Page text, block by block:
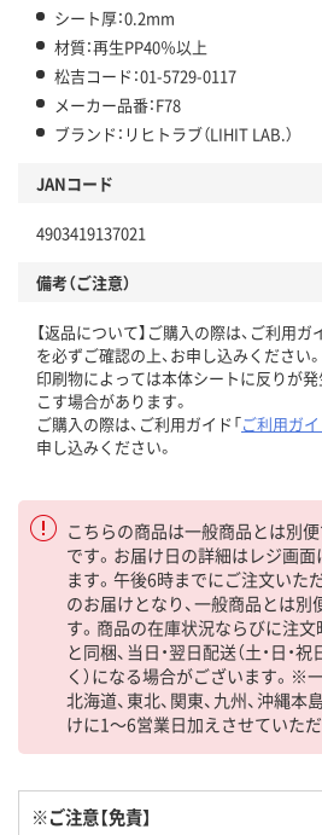
シート厚：0.2mm
材質：再生PP40％以上
松吉コード：01-5729-0117
メーカー品番：F78
ブランド：リヒトラブ（LIHIT LAB.）
JANコード
4903419137021
備考（ご注意）
【返品について】ご購入の際は、ご利用ガ
を必ずご確認の上、お申し込みください。
印刷物によっては本体シートに反りが
こす場合があります。
ご購入の際は、ご利用ガイド「ご利用ガイ
申し込みください。
こちらの商品は一般商品とは別
です。お届け日の詳細はレジ画
ます。午後6時までにご注文いた
のお届けとなり、一般商品とは
す。商品の在庫状況ならびに注文
と同梱、当日・翌日配送（土・日・
く）になる場合がございます。※
北海道、東北、関東、九州、沖縄
けに1～6営業日加えさせていた
※ご注意【免責】